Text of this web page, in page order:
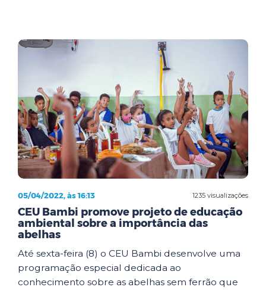
1235 visualizações
05/04/2022, às 16:13
CEU Bambi promove projeto de educação
ambiental sobre a importância das
abelhas
Até sexta-feira (8) o CEU Bambi desenvolve uma
programação especial dedicada ao
conhecimento sobre as abelhas sem ferrão que